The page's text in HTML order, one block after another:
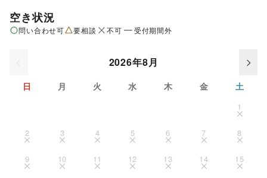
空き状況
問い合わせ可 要相談 不可 受付期間外
2026年8月
日 月 火 水 木 金 土
1
2 3 4 5 6 7 8
9 10 11 12 13 14 15